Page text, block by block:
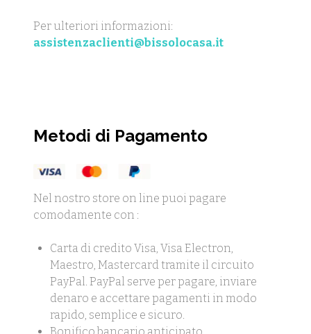
Per ulteriori informazioni:
assistenzaclienti@bissolocasa.it
Metodi di Pagamento
Nel nostro store on line puoi pagare
comodamente con :
Carta di credito Visa, Visa Electron,
Maestro, Mastercard tramite il circuito
PayPal. PayPal serve per pagare, inviare
denaro e accettare pagamenti in modo
rapido, semplice e sicuro.